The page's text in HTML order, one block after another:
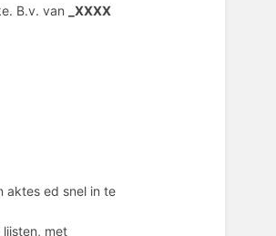
B.v. van
_XXXX
aktes ed snel in te
met